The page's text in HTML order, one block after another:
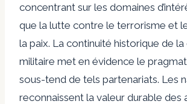
concentrant sur les domaines
que la lutte contre le terrorisme et
la paix. La continuité historique de
militaire met en évidence le
sous-tend de tels partenariats. Les
reconnaissent la valeur durable des